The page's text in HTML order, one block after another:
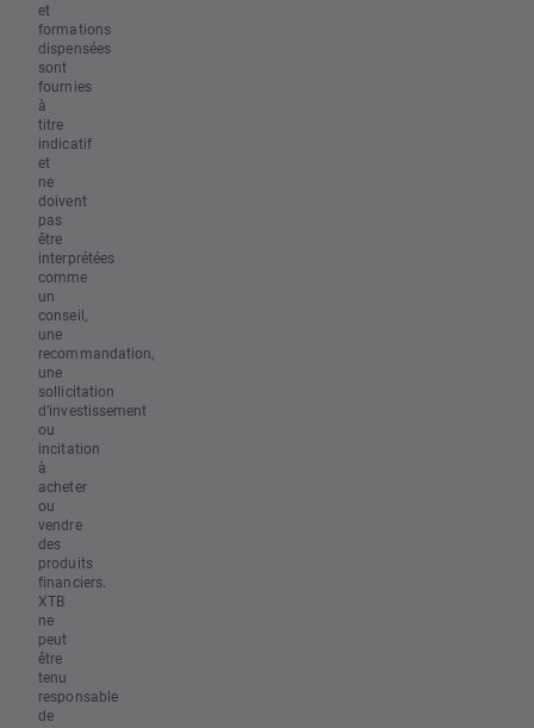
et
formations
dispensées
sont
fournies
à
titre
indicatif
et
ne
doivent
pas
être
interprétées
comme
un
conseil,
une
recommandation,
une
sollicitation
d’investissement
ou
incitation
à
acheter
ou
vendre
des
produits
financiers.
XTB
ne
peut
être
tenu
responsable
de